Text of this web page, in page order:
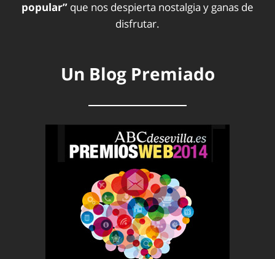
popular” que nos despierta nostalgia y ganas de
disfrutar.
Un Blog Premiado